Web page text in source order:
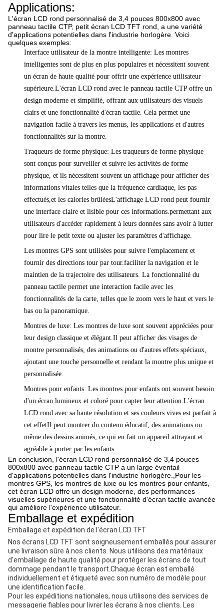
Applications:
L'écran LCD rond personnalisé de 3,4 pouces 800x800 avec
panneau tactile CTP, petit écran LCD TFT rond, a une variété
d'applications potentielles dans l'industrie horlogère. Voici
quelques exemples:
Interface utilisateur de la montre intelligente: Les montres
intelligentes sont de plus en plus populaires et nécessitent souvent
un écran de haute qualité pour offrir une expérience utilisateur
supérieure.L'écran LCD rond avec le panneau tactile CTP offre un
design moderne et simplifié, offrant aux utilisateurs des visuels
clairs et une fonctionnalité d'écran tactile. Cela permet une
navigation facile à travers les menus, les applications et d'autres
fonctionnalités sur la montre.
Traqueurs de forme physique: Les traqueurs de forme physique
sont conçus pour surveiller et suivre les activités de forme
physique, et ils nécessitent souvent un affichage pour afficher des
informations vitales telles que la fréquence cardiaque, les pas
effectués,et les calories brûléesL'affichage LCD rond peut fournir
une interface claire et lisible pour ces informations.permettant aux
utilisateurs d'accéder rapidement à leurs données sans avoir à lutter
pour lire le petit texte ou ajuster les paramètres d'affichage.
Les montres GPS sont utilisées pour suivre l'emplacement et
fournir des directions tour par tour.faciliter la navigation et le
maintien de la trajectoire des utilisateurs. La fonctionnalité du
panneau tactile permet une interaction facile avec les
fonctionnalités de la carte, telles que le zoom vers le haut et vers le
bas ou la panoramique.
Montres de luxe: Les montres de luxe sont souvent appréciées pour
leur design classique et élégant.Il peut afficher des visages de
montre personnalisés, des animations ou d'autres effets spéciaux,
ajoutant une touche personnelle et rendant la montre plus unique et
personnalisée.
Montres pour enfants: Les montres pour enfants ont souvent besoin
d'un écran lumineux et coloré pour capter leur attention.L'écran
LCD rond avec sa haute résolution et ses couleurs vives est parfait à
cet effetIl peut montrer du contenu éducatif, des animations ou
même des dessins animés, ce qui en fait un appareil attrayant et
agréable à porter par les enfants.
En conclusion, l'écran LCD rond personnalisé de 3,4 pouces
800x800 avec panneau tactile CTP a un large éventail
d'applications potentielles dans l'industrie horlogère.,Pour les
montres GPS, les montres de luxe ou les montres pour enfants,
cet écran LCD offre un design moderne, des performances
visuelles supérieures et une fonctionnalité d'écran tactile avancée
qui améliore l'expérience utilisateur.
Emballage et expédition
Emballage et expédition de l'écran LCD TFT
Nos écrans LCD TFT sont soigneusement emballés pour assurer
une livraison sûre à nos clients. Nous utilisons des matériaux
d'emballage de haute qualité pour protéger les écrans de tout
dommage pendant le transport.Chaque écran est emballé
individuellement et étiqueté avec son numéro de modèle pour
une identification facile.
Pour les expéditions nationales, nous utilisons des services de
messagerie fiables pour livrer les écrans à nos clients. Les